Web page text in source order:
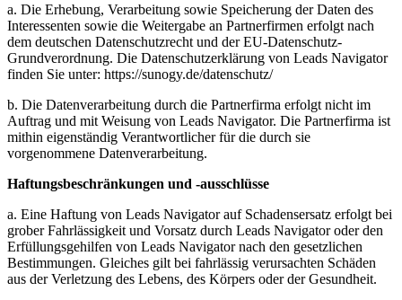
a. Die Erhebung, Verarbeitung sowie Speicherung der Daten des
Interessenten sowie die Weitergabe an Partnerfirmen erfolgt nach
dem deutschen Datenschutzrecht und der EU-Datenschutz-
Grundverordnung. Die Datenschutzerklärung von Leads Navigator
finden Sie unter: https://sunogy.de/datenschutz/
b. Die Datenverarbeitung durch die Partnerfirma erfolgt nicht im
Auftrag und mit Weisung von Leads Navigator. Die Partnerfirma ist
mithin eigenständig Verantwortlicher für die durch sie
vorgenommene Datenverarbeitung.
Haftungsbeschränkungen und -ausschlüsse
a. Eine Haftung von Leads Navigator auf Schadensersatz erfolgt bei
grober Fahrlässigkeit und Vorsatz durch Leads Navigator oder den
Erfüllungsgehilfen von Leads Navigator nach den gesetzlichen
Bestimmungen. Gleiches gilt bei fahrlässig verursachten Schäden
aus der Verletzung des Lebens, des Körpers oder der Gesundheit.